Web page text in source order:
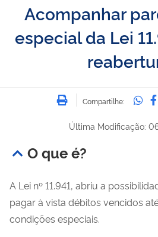
Acompanhar
especial da Lei
Imprimir
Compartilhe:
Última Modificação:
O que é?
A Lei nº 11.941, abriu a
pagar à vista débitos vencidos
condições especiais.